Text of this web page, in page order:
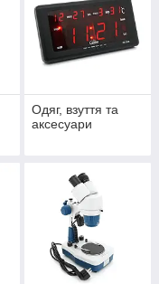
Одяг, взуття та
аксесуари